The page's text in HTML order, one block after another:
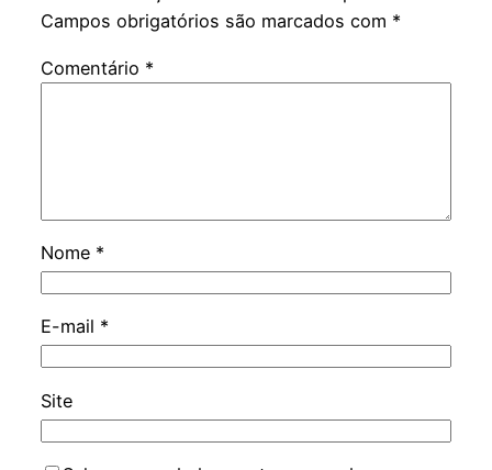
Campos obrigatórios são marcados com *
Comentário *
Nome *
E-mail *
Site